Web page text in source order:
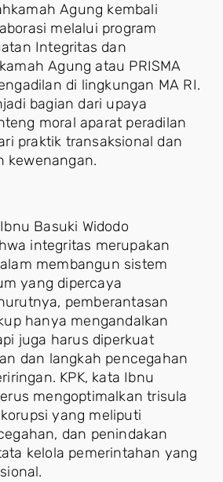
Agung kembali
melalui program
Integritas dan
Agung atau PRISMA
di lingkungan MA RI.
bagian dari upaya
moral aparat peradilan
praktik transaksional dan
kewenangan.
Basuki Widodo
integritas merupakan
membangun sistem
yang dipercaya
pemberantasan
hanya mengandalkan
juga harus diperkuat
dan langkah pencegahan
KPK, kata Ibnu
mengoptimalkan trisula
yang meliputi
dan penindakan
kelola pemerintahan yang